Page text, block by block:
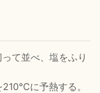
て並べ、塩をふり
に予熱する。